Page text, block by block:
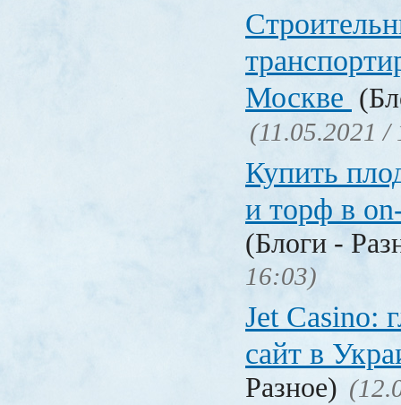
Москве
(11.05.2021 /
Купить
и торф в
(Блоги -
16:03)
Jet Сasino:
сайт в
Разное)